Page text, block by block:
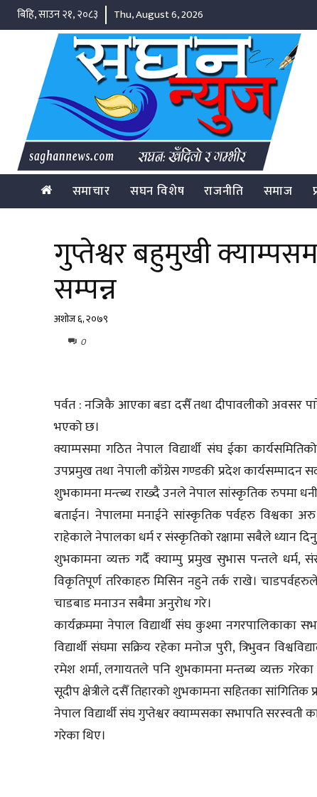
बिहि, साउन २१, २०८३ Thu, August 6, 2026
समाचार सघन विशेष राजनीति समाज
गुप्तेश्वर बहुमुखी
सम्पन्न
अशोज ६, २०७९
0
पर्वत : नजिकै आएका बडा दसैँ तथा दीपावलीको अवसर
भएको छ।
क्याम्पसमा गठित नेपाल विद्यार्थी संघ ईका
उपप्रमुख तथा नेपाली काँग्रेस गण्डकी प्रदेश कार्यसम्पादन
शुभकामना मन्त्ब्य राख्दै उनले नेपाल सांस्कृतिक रुपमा धनी
बताईन। नेपालमा मनाईने सांस्कृतिक पर्वहरु विश्वका
राहेकाले नेपालका धर्म र संस्कृतिको रक्षामा सबैले ध्यान
शुभकामना व्यक्त गर्दै क्याम्पु प्रमुख सुभास पन्तले धर्म,
विकृतिपूर्ण तरिकाहरु मिसिन नहुने तर्क राखे।
चाडबाड मनाउन सबैमा अनुरोध गरे।
कार्यक्रममा नेपाल विद्यार्थी संघ कुश्मा
विद्यार्थी संघमा सक्रिय रहेका मनोज पुरी, त्रिभुवन
रमेश शर्मा, लगायतले पनि शुभकामना मन्तब्य व्यक्त
सूदीप क्षेत्रीले दसैँ तिहारको शुभकामना सहितका सांगितिक
नेपाल विद्यार्थी संघ गुप्तेश्वर क्याम्पसका सभापति
गरेका थिए।